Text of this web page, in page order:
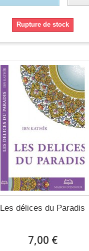
Rupture de stock
Les délices du Paradis
7,00 €